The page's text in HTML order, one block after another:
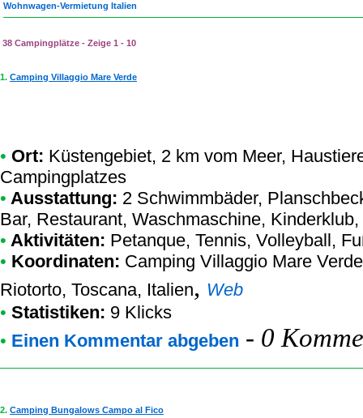
Wohnwagen-Vermietung Italien
38 Campingplätze - Zeige 1 - 10
1. Camping Villaggio Mare Verde
• Ort: Küstengebiet, 2 km vom Meer,
Campingplatzes
• Ausstattung: 2 Schwimmbäder,
Bar, Restaurant, Waschmaschine,
• Aktivitäten: Petanque, Tennis, Volleyball,
• Koordinaten: Camping Villaggio Mare Verde
Riotorto, Toscana, Italien, Web
• Statistiken: 9 Klicks
• Einen Kommentar abgeben - 0
2. Camping Bungalows Campo al Fico